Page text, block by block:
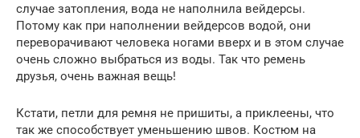
случае затопления, вода не наполнила вейдерсы.
Потому как при наполнении вейдерсов водой, они
переворачивают человека ногами вверх и в этом случае
очень сложно выбраться из воды. Так что ремень
друзья, очень важная вещь!
Кстати, петли для ремня не пришиты, а приклеены, что
так же способствует уменьшению швов. Костюм на